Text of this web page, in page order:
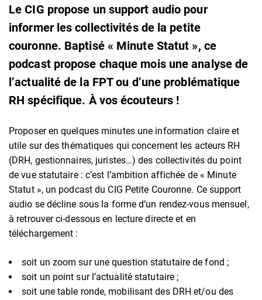
Le CIG propose un support audio pour
informer les collectivités de la petite
couronne. Baptisé « Minute Statut », ce
podcast propose chaque mois une analyse de
l’actualité de la FPT ou d’une problématique
RH spécifique. À vos écouteurs !
Proposer en quelques minutes une information claire et
utile sur des thématiques qui concernent les acteurs RH
(DRH, gestionnaires, juristes…) des collectivités du point
de vue statutaire : c’est l’ambition affichée de « Minute
Statut », un podcast du CIG Petite Couronne. Ce support
audio se décline sous la forme d’un rendez-vous mensuel,
à retrouver ci-dessous en lecture directe et en
téléchargement :
soit un zoom sur une question statutaire de fond ;
soit un point sur l’actualité statutaire ;
soit une table ronde, mobilisant des DRH et/ou des